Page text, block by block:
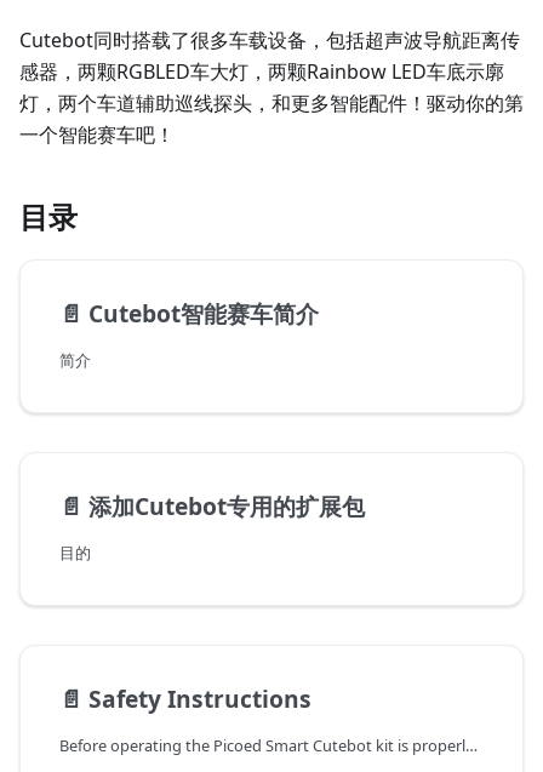
Cutebot同时搭载了很多车载设备，包括超声波导航距离传
感器，两颗RGBLED车大灯，两颗Rainbow LED车底示廓
灯，两个车道辅助巡线探头，和更多智能配件！驱动你的第
一个智能赛车吧！
目录
📄️ Cutebot智能赛车简介
简介
📄️ 添加Cutebot专用的扩展包
目的
📄️ Safety Instructions
Before operating the Picoed Smart Cutebot kit is properly assembled and in proper working condition.